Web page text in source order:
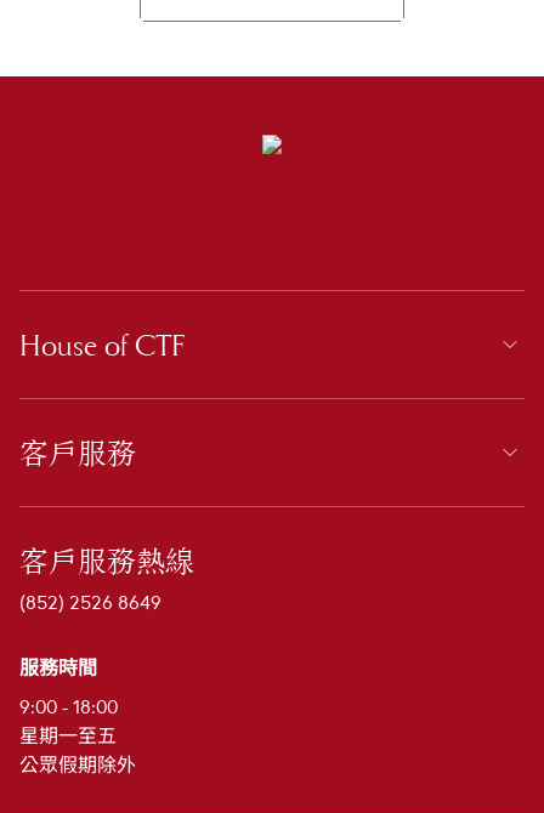
House of CTF
客戶服務
客戶服務熱線
(852) 2526 8649
服務時間
9:00 - 18:00
星期一至五
公眾假期除外